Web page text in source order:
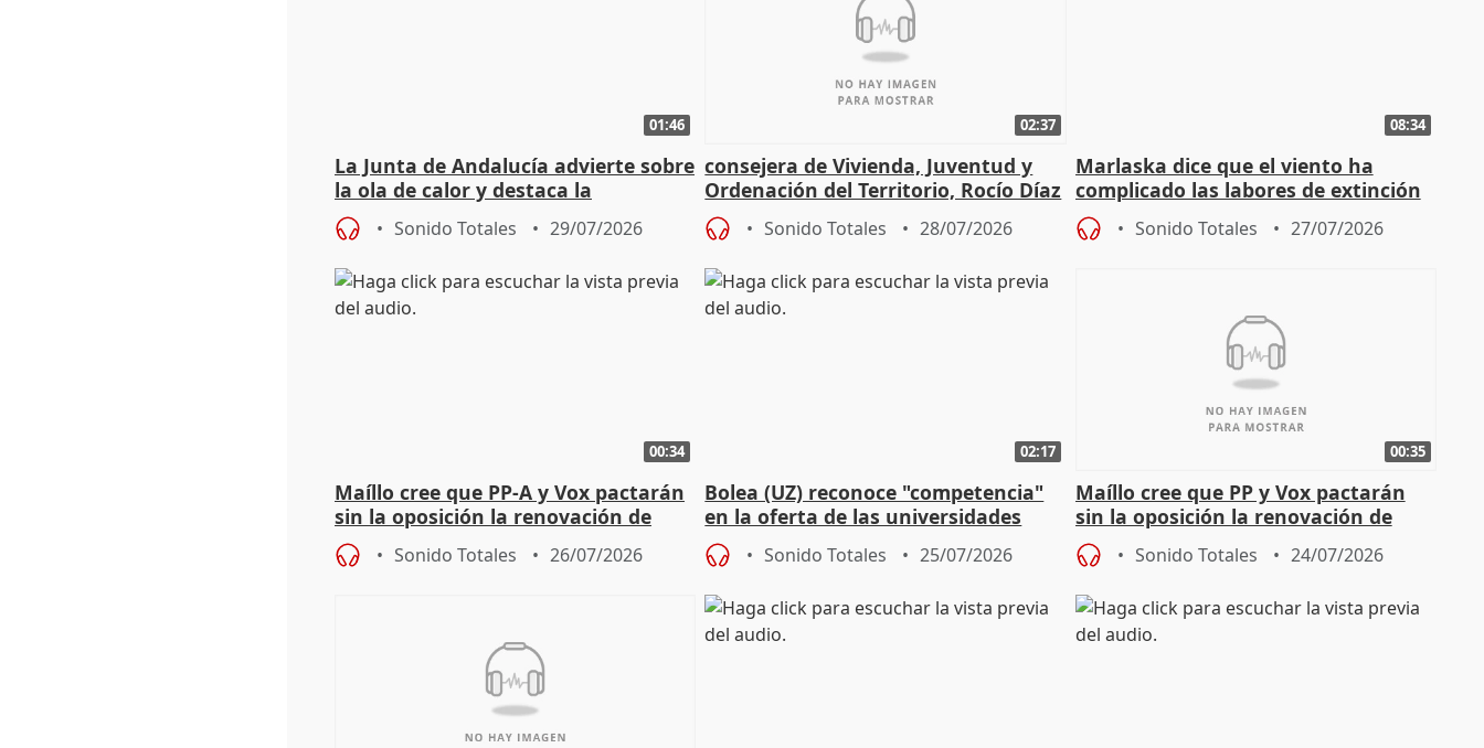
01:46
La Junta de Andalucía advierte sobre
la ola de calor y destaca la
importancia de la prevención
Sonido Totales 29/07/2026
02:37
consejera de Vivienda, Juventud y
Ordenación del Territorio, Rocío Díaz
Sonido Totales 28/07/2026
08:34
Marlaska dice que el viento ha
complicado las labores de extinción
durante la madrugada
Sonido Totales 27/07/2026
00:34
Maíllo cree que PP-A y Vox pactarán
sin la oposición la renovación de
órganos como el Defensor
Sonido Totales 26/07/2026
02:17
Bolea (UZ) reconoce "competencia"
en la oferta de las universidades
privadas
Sonido Totales 25/07/2026
00:35
Maíllo cree que PP y Vox pactarán
sin la oposición la renovación de
órganos como el Defensor
Sonido Totales 24/07/2026